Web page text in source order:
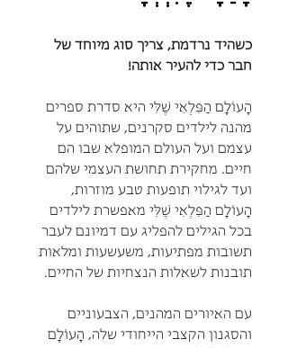
כשהיד נרדמת, צריך סוג מיוחד של
חבר כדי להעיר אותה!
הָעוֹלָם הַפִּלְאִי שֶׁלִּי היא סדרת ספרים
מהנה לילדים סקרנים, שתוהים על
עצמם ועל העולם המופלא שבו הם
חיים. מחקירת תחושת העצמי שלהם
ועד לגילוי תופעות טבע מוזרות,
הָעוֹלָם הַפִּלְאִי שֶׁלִּי מאפשרת לילדים
בכל הגילים להפליג עם דמיונם לעבר
תשובות מפתיעות, משעשעות ומלאות
תובנות לשאלות הנצחיות של החיים.
עם האיורים המהנים, הצבעוניים
והסגנון הקצבי הייחודי שלה, הָעוֹלָם